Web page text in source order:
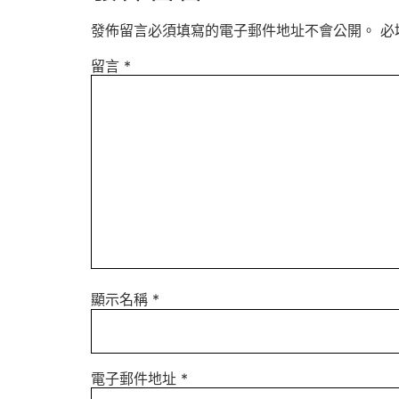
發佈留言必須填寫的電子郵件地址不會公開。 必
留言 *
顯示名稱 *
電子郵件地址 *